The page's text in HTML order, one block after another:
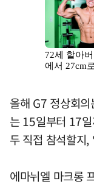
올해 G7 정상회
는 15일부터 17
두 직접 참석할지
에마뉘엘 마크롱